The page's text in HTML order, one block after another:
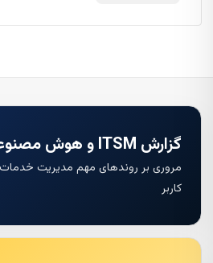
گزارش ITSM و هوش مصنوعی
مروری بر روندهای مهم مدیریت
کاربر